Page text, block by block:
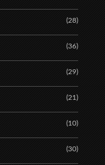
(28)
(36)
(29)
(21)
(10)
(30)